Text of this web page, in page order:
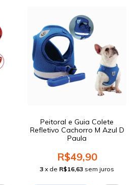
Peitoral e Guia Colete
Refletivo Cachorro M Azul D
Paula
R$49,90
3 x de R$16,63 sem juros